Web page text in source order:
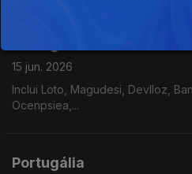
15 jun. 2026
Inclui Loto, Magudesi, Devlloz,
Ocenpsiea,...
Portugália